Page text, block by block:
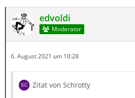
Jetzt ist es noch einfacher ohne
Google Kalender einzubinden .
Ein erster Test in der Beta 91.0b6
noch seine Google Mailadresse und
https://
eingeben muss und schon kann
abonnieren.
edvoldi
Moderator
6. August 2021 um 10:28
Zitat von Schrotty